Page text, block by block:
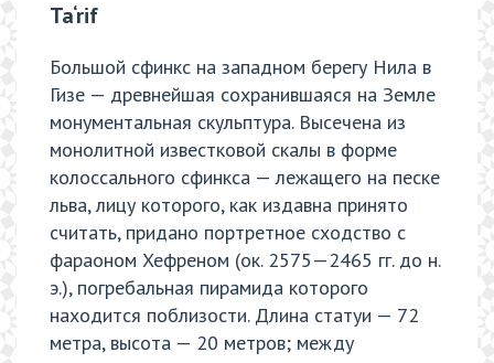
Ta‘rif
Большой сфинкс на западном берегу Нила в
Гизе — древнейшая сохранившаяся на Земле
монументальная скульптура. Высечена из
монолитной известковой скалы в форме
колоссального сфинкса — лежащего на песке
льва, лицу которого, как издавна принято
считать, придано портретное сходство с
фараоном Хефреном (ок. 2575—2465 гг. до н.
э.), погребальная пирамида которого
находится поблизости. Длина статуи — 72
метра, высота — 20 метров; между